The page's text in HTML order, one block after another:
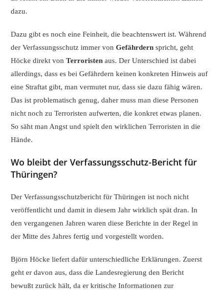
dazu.
Dazu gibt es noch eine Feinheit, die beachtenswert ist. Während
der Verfassungsschutz immer vonGefährdern spricht, geht
Höcke direkt vonTerroristen aus. Der Unterschied ist dabei
allerdings, dass es bei Gefährdern keinen konkreten Hinweis auf
eine Straftat gibt, man vermutet nur, dass sie dazu fähig wären.
Das ist problematisch genug, daher muss man diese Personen
nicht noch zu Terroristen aufwerten, die konkret etwas planen.
So säht man Angst und spielt den wirklichen Terroristen in die
Hände.
Wo bleibt der Verfassungsschutz-Bericht für
Thüringen?
Der Verfassungsschutzbericht für Thüringen ist noch nicht
veröffentlicht und damit in diesem Jahr wirklich spät dran. In
den vergangenen Jahren waren diese Berichte in der Regel in
der Mitte des Jahres fertig und vorgestellt worden.
Björn Höcke liefert dafür unterschiedliche Erklärungen. Zuerst
geht er davon aus, dass die Landesregierung den Bericht
bewußt zurück hält, da er kritische Informationen zur